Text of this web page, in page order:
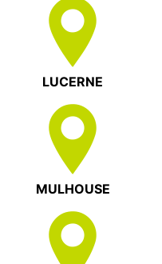
LUCERNE
MULHOUSE